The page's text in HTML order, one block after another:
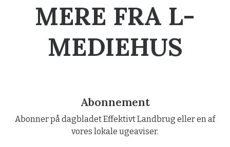
MERE FRA L-
MEDIEHUS
Abonnement
Abonner på dagbladet Effektivt Landbrug eller en af
vores lokale ugeaviser.